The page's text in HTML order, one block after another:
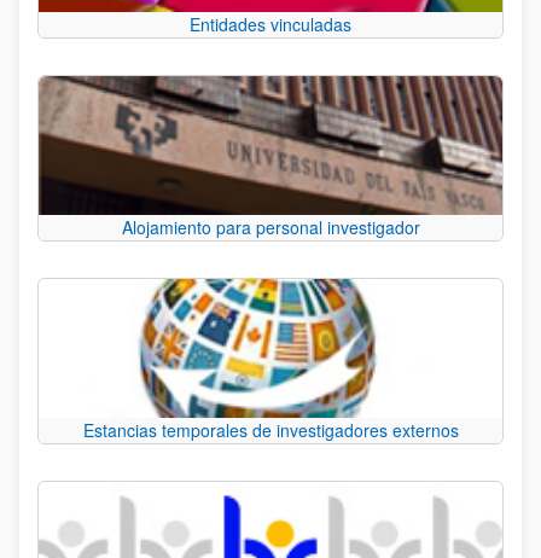
Entidades vinculadas
Alojamiento para personal investigador
Estancias temporales de investigadores externos